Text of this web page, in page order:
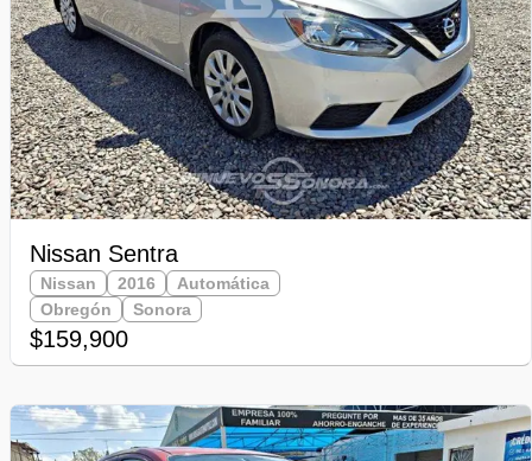
Nissan Sentra
Nissan 2016
Automática
Obregón
Sonora
$159,900